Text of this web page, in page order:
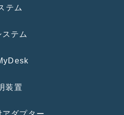
テム
テム
装置